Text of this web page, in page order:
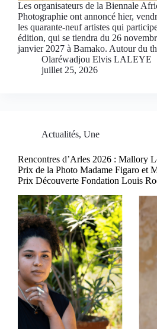
Les organisateurs de la Biennale
Photographie ont annoncé hier,
les quarante-neuf artistes qui
édition, qui se tiendra du 26
janvier 2027 à Bamako. Autour du
Olaréwadjou Elvis LALEYE
juillet 25, 2026
Actualités, Une
Rencontres d’Arles 2026 : Mallory
Prix de la Photo Madame Figaro et
Prix Découverte Fondation Louis